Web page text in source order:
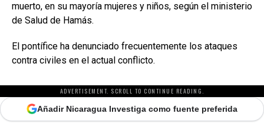
muerto, en su mayoría mujeres y niños, según el ministerio
de Salud de Hamás.
El pontífice ha denunciado frecuentemente los ataques
contra civiles en el actual conflicto.
ADVERTISEMENT. SCROLL TO CONTINUE READING.
Añadir Nicaragua Investiga como fuente preferida